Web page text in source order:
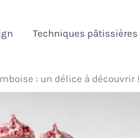
Techniques pâtissières
: un délice à découvrir !